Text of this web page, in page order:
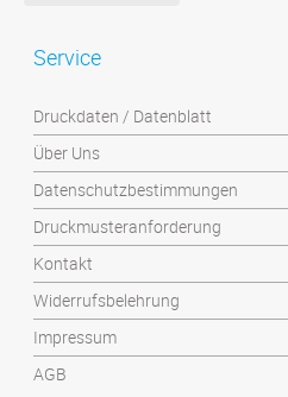
Plattendruck und Schilder
Service
Druckdaten / Datenblatt
Über Uns
Datenschutzbestimmungen
Druckmusteranforderung
Kontakt
Widerrufsbelehrung
Impressum
AGB